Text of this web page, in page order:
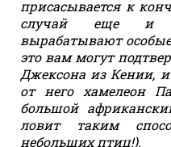
присасывается к
случай еще и
вырабатывают
это вам могут
Джексона из Кении,
от него хамелеон
большой
ловит таким
небольших птиц!).